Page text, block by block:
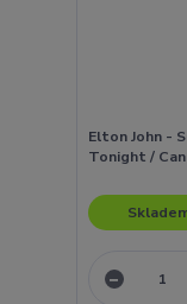
Elton John -
Tonight /